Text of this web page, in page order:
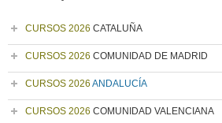
CURSOS 2026 CATALUÑA
CURSOS 2026 COMUNIDAD DE MADRID
CURSOS 2026 ANDALUCÍA
CURSOS 2026 COMUNIDAD VALENCIANA